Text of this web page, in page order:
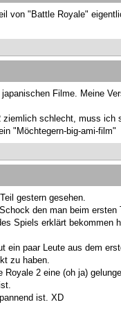
von "Battle Royale"
Filme. Meine
ziemlich schlecht, muss ich
"Möchtegern-big-ami-film"
gestern gesehen.
den man beim ersten
Spiels erklärt bekommen
ein paar Leute aus dem
zu haben.
Royale 2 eine (oh ja)
ist. XD